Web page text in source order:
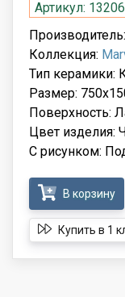
Артикул:
Производитель:
Коллекция:
Тип керамики:
Размер:
Поверхность:
Цвет изделия:
С рисунком:
В корзину
Купить в 1